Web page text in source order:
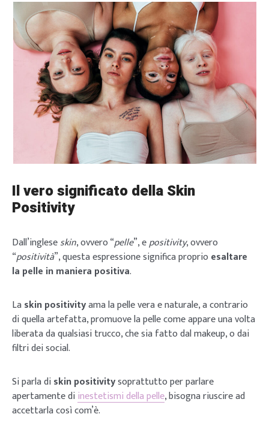
Il vero significato della Skin
Positivity
Dall’ingleseskin, ovvero “pelle”, epositivity, ovvero
“positività”, questa espressione significa proprio esaltare
la pelle in maniera positiva.
Laskin positivityama la pelle vera e naturale, a contrario
di quella artefatta, promuove la pelle come appare una volta
liberata da qualsiasi trucco, che sia fatto dal makeup, o dai
filtri dei social.
Si parla diskin positivitysoprattutto per parlare
apertamente diinestetismi della pelle, bisogna riuscire ad
accettarla così com’è.